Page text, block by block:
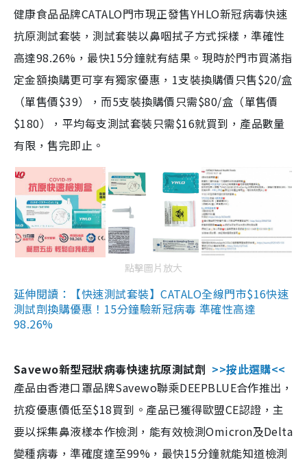
健康食品品牌CATALO門市現正發售YHLO新冠病毒快速
抗原測試套裝，測試套裝以鼻咽拭子方式採樣，準確性
高達98.26%，最快15分鐘就有結果。現時於門市買滿指
定金額換購更可享有獨家優惠，1支裝換購價只售$20/盒
（單售價$39），而5支裝換購價只需$80/盒（單售價
$180），平均每支測試套裝只需$16就買到，產品數量
有限，售完即止。
點擊圖片放大
延伸閱讀：【快速測試套裝】CATALO全線門市$16快速
測試劑換購優惠！15分鐘驗新冠病毒 準確性高達
98.26%
Savewo新型冠狀病毒快速抗原測試劑 >>按此選購<<
產品由香港口罩品牌Savewo聯乘DEEPBLUE合作推出，
抗疫優惠價低至$18買到。產品已獲得歐盟CE認證，主
要以採集鼻液樣本作檢測，能有效檢測Omicron及Delta
變種病毒，準確度達至99%，最快15分鐘就能知道檢測